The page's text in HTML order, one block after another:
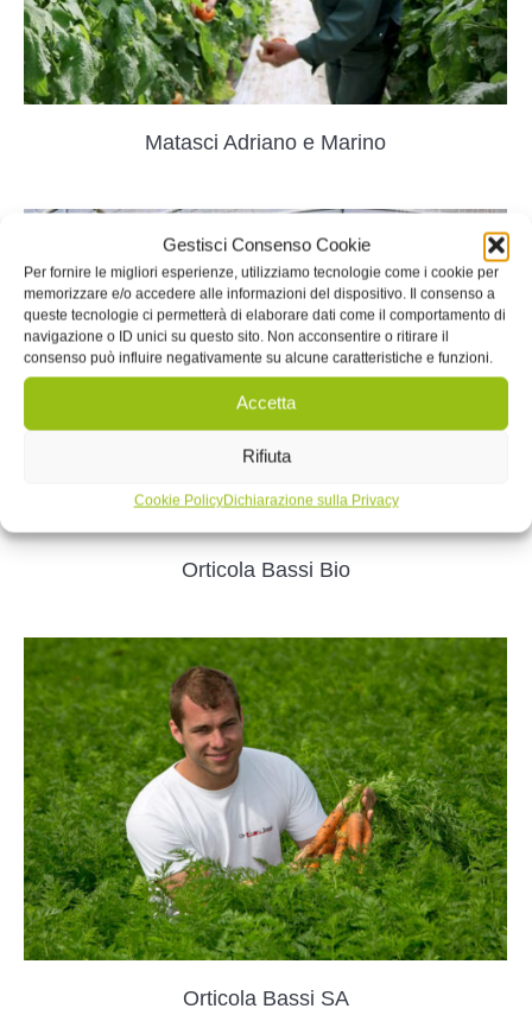
Gestisci Consenso Cookie
Per fornire le migliori esperienze, utilizziamo tecnologie come i cookie per
memorizzare e/o accedere alle informazioni del dispositivo. Il consenso a
queste tecnologie ci permetterà di elaborare dati come il comportamento di
navigazione o ID unici su questo sito. Non acconsentire o ritirare il
consenso può influire negativamente su alcune caratteristiche e funzioni.
Accetta
Rifiuta
Cookie PolicyDichiarazione sulla Privacy
Matasci Adriano e Marino
Orticola Bassi Bio
Orticola Bassi SA